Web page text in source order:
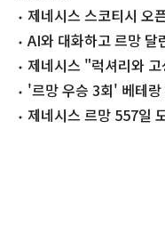
제네시스 스코티시 오
AI와 대화하고 르망
체험장'
제네시스 "럭셔리와
포 '르망 우승 3회' 베테
는?제네시스 르망 557일